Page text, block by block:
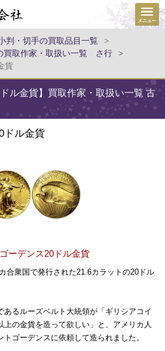
判・切手の買取品目一覧
>
買取作家・取扱い一覧 さ行
>
貨
ル金貨】買取作家・取扱い一覧 古
ドル金貨
ーデンス20ドル金貨
合衆国で発行された21.6カラットの20ドル
あるルーズベルト大統領が「ギリシアコイ
上の金貨を造って欲しい」と、アメリカ人
ゴーデンスに依頼して造られました。